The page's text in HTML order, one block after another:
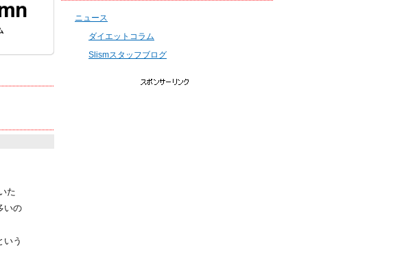
た
いの
いう
ニュース
ダイエットコラム
Slismスタッフブログ